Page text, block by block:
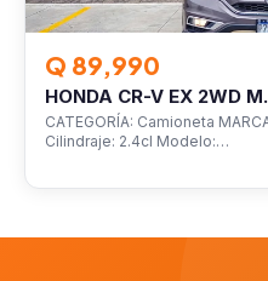
Q 89,990
HONDA CR-V EX 2WD
CATEGORÍA: Camioneta
Cilindraje: 2.4cl Modelo:…